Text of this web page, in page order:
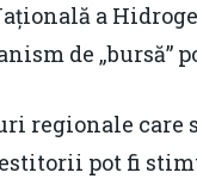
a
de „bursă”
regionale
pot fi